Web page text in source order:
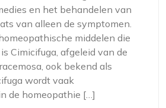
en het behandelen van
van alleen de symptomen.
middelen die
Cimicifuga, afgeleid van de
ook bekend als
wordt vaak
de homeopathie […]